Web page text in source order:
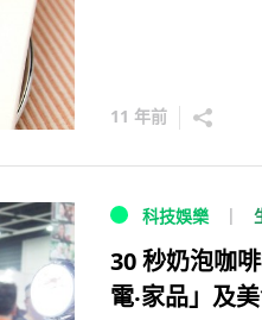
11 年前
科技娛樂
30 秒奶泡咖
電‧家品」及